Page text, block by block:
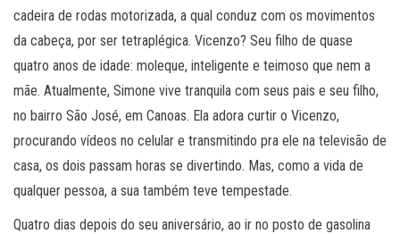
cadeira de rodas motorizada, a qual conduz com os movimentos
da cabeça, por ser tetraplégica. Vicenzo? Seu filho de quase
quatro anos de idade: moleque, inteligente e teimoso que nem a
mãe. Atualmente, Simone vive tranquila com seus pais e seu filho,
no bairro São José, em Canoas. Ela adora curtir o Vicenzo,
procurando vídeos no celular e transmitindo pra ele na televisão de
casa, os dois passam horas se divertindo. Mas, como a vida de
qualquer pessoa, a sua também teve tempestade.
Quatro dias depois do seu aniversário, ao ir no posto de gasolina